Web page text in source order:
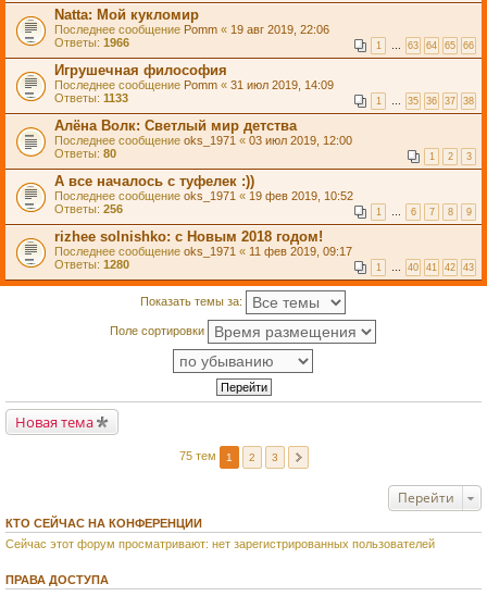
Natta: Мой кукломир
Последнее сообщение Pomm « 19 авг 2019, 22:06
Ответы: 1966 1 … 63 64 65 66
Игрушечная философия
Последнее сообщение Pomm « 31 июл 2019, 14:09
Ответы: 1133 1 … 35 36 37 38
Алёна Волк: Светлый мир детства
Последнее сообщение oks_1971 « 03 июл 2019, 12:00
Ответы: 80 1 2 3
А все началось с туфелек :))
Последнее сообщение oks_1971 « 19 фев 2019, 10:52
Ответы: 256 1 … 6 7 8 9
rizhee solnishko: с Новым 2018 годом!
Последнее сообщение oks_1971 « 11 фев 2019, 09:17
Ответы: 1280 1 … 40 41 42 43
Показать темы за:
Поле сортировки
Новая тема
75 тем 1 2 3
Перейти
КТО СЕЙЧАС НА КОНФЕРЕНЦИИ
Сейчас этот форум просматривают: нет зарегистрированных пользователей
ПРАВА ДОСТУПА